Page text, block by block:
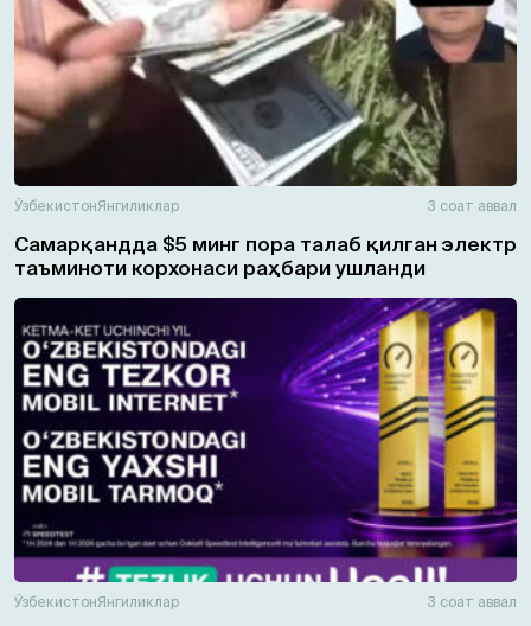
ЎзбекистонЯнгиликлар 3 соат аввал
Самарқандда $5 минг пора талаб қилган электр
таъминоти корхонаси раҳбари ушланди
ЎзбекистонЯнгиликлар 3 соат аввал